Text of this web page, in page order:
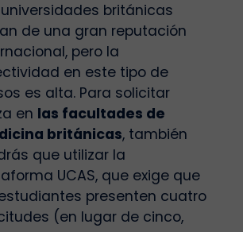
universidades británicas
de una gran reputación
pero la
en este tipo de
es alta. Para solicitar
en las facultades de
británicas, también
que utilizar la
UCAS, que exige que
presenten cuatro
(en lugar de cinco,